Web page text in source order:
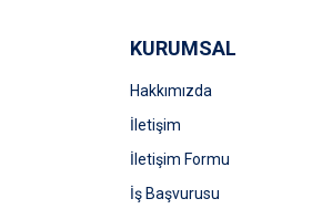
Bu ürüne benzer
KURUMSAL
Hakkımızda
İletişim
İletişim Formu
İş Başvurusu